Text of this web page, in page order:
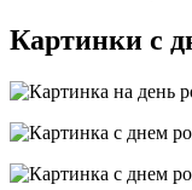
Картинки с